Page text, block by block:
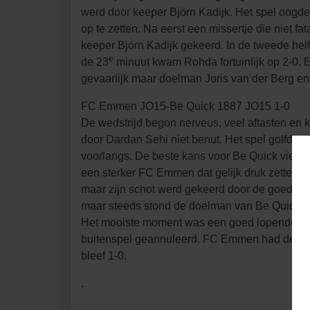
werd door keeper Björn Kadijk. Het spel
op te zetten. Na eerst een missertje die niet
keeper Björn Kadijk gekeerd. In de tweede
de 23e minuut kwam Rohda fortuinlijk op 2-0.
gevaarlijk maar doelman Joris van der Berg
FC Emmen JO15-Be Quick 1887 JO15 1-0
De wedstrijd begon nerveus, veel aftasten en
door Dardan Sehi niet benut. Het spel golfde
voorlangs. De beste kans voor Be Quick viel
een sterker FC Emmen dat gelijk druk zette
maar zijn schot werd gekeerd door de goed
maar steeds stond de doelman van Be Quick
Het mooiste moment was een goed lopende
buitenspel geannuleerd. FC Emmen had de
bleef 1-0.
.